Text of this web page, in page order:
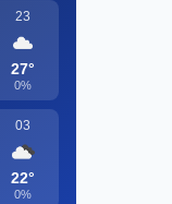
23
27°
0%
03
22°
0%